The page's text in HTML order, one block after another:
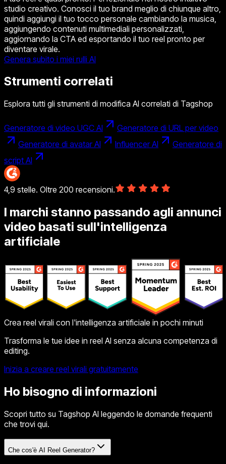
studio creativo. Conosci il tuo brand meglio di chiunque altro,
quindi aggiungi il tuo tocco personale cambiando la musica,
aggiungendo contenuti multimediali personalizzati,
aggiornando la CTA ed esportando il tuo reel pronto per
diventare virale.
Genera subito i miei rulli AI
Strumenti correlati
Esplora tutti gli strumenti di modifica AI correlati di Tagshop
Generatore di video UGC AI
Generatore di URL per video
Generatore di avatar AI
Influencer AI
Generatore di
script AI
4,9 stelle. Oltre 200 recensioni.
I marchi stanno passando agli annunci
video basati sull'intelligenza
artificiale
Crea reel virali con l'intelligenza artificiale in pochi minuti
Trasforma le tue idee in reel AI senza alcuna competenza di
editing.
Inizia a creare reel virali gratuitamente
Ho bisogno di informazioni
Scopri tutto su Tagshop AI leggendo le domande frequenti
che trovi qui.
Che cos'è AI Reel Generator?